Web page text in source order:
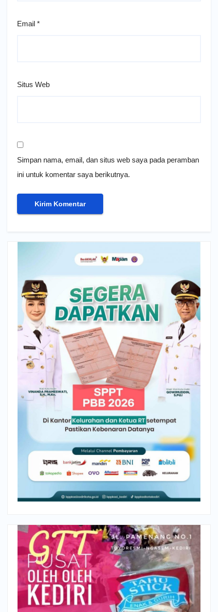
Email *
Situs Web
Simpan nama, email, dan situs web saya pada peramban
ini untuk komentar saya berikutnya.